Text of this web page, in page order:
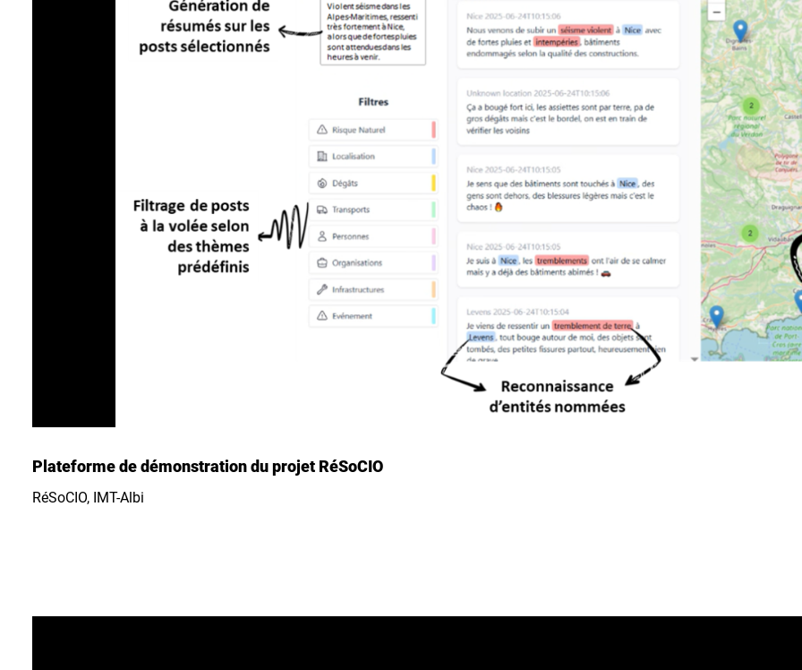
Plateforme de démonstration du projet RéSoCIO
RéSoCIO, IMT-Albi